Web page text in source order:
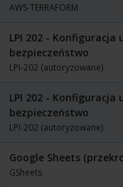
AWS-TERRAFORM
LPI 202 - Konfiguracja
bezpieczeństwo
LPI-202 (autoryzowane)
LPI 202 - Konfiguracja
bezpieczeństwo
LPI-202 (autoryzowane)
Google Sheets
GSheets